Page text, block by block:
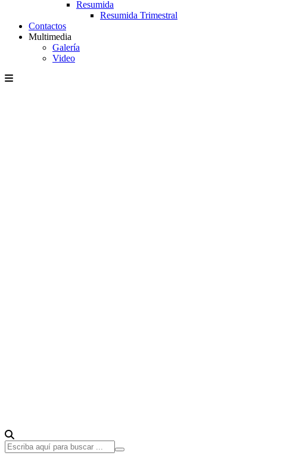
Resumida
Resumida Trimestral
Contactos
Multimedia
Galería
Video